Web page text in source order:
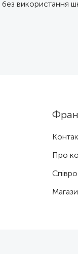
використання
Про